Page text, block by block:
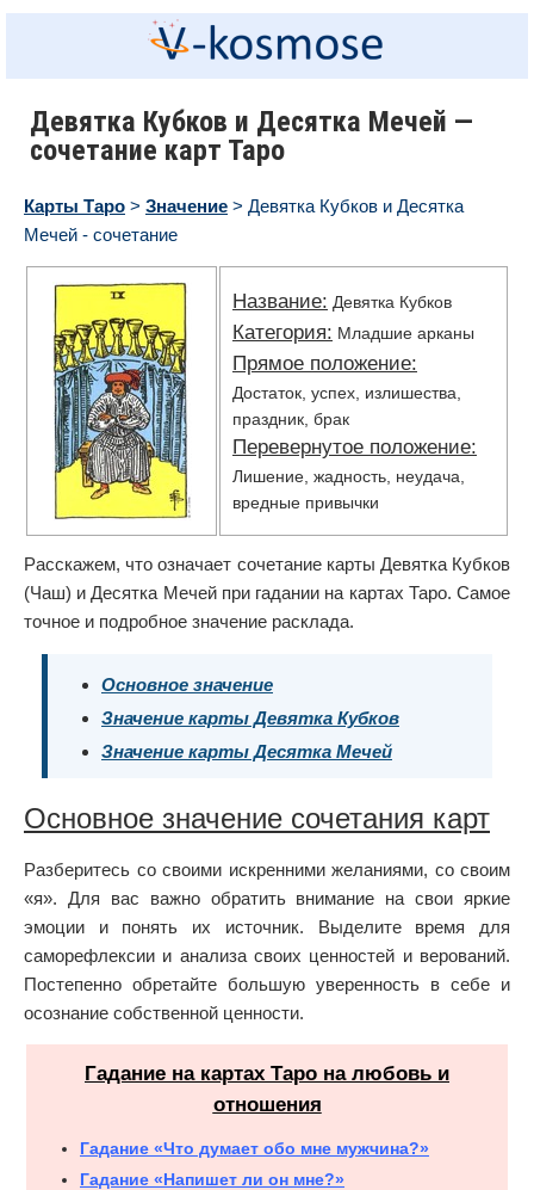
Девятка Кубков и Десятка Мечей —
сочетание карт Таро
Карты Таро > Значение > Девятка Кубков и Десятка
Мечей - сочетание
Название: Девятка Кубков
Категория: Младшие арканы
Прямое положение:
Достаток, успех, излишества,
праздник, брак
Перевернутое положение:
Лишение, жадность, неудача,
вредные привычки
Расскажем, что означает сочетание карты Девятка Кубков
(Чаш) и Десятка Мечей при гадании на картах Таро. Самое
точное и подробное значение расклада.
Основное значение
Значение карты Девятка Кубков
Значение карты Десятка Мечей
Основное значение сочетания карт
Разберитесь со своими искренними желаниями, со своим
«я». Для вас важно обратить внимание на свои яркие
эмоции и понять их источник. Выделите время для
саморефлексии и анализа своих ценностей и верований.
Постепенно обретайте большую уверенность в себе и
осознание собственной ценности.
Гадание на картах Таро на любовь и
отношения
Гадание «Что думает обо мне мужчина?»
Гадание «Напишет ли он мне?»